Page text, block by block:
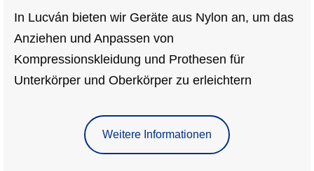
In Lucván bieten wir Geräte aus Nylon an, um das
Anziehen und Anpassen von
Kompressionskleidung und Prothesen für
Unterkörper und Oberkörper zu erleichtern
Weitere Informationen